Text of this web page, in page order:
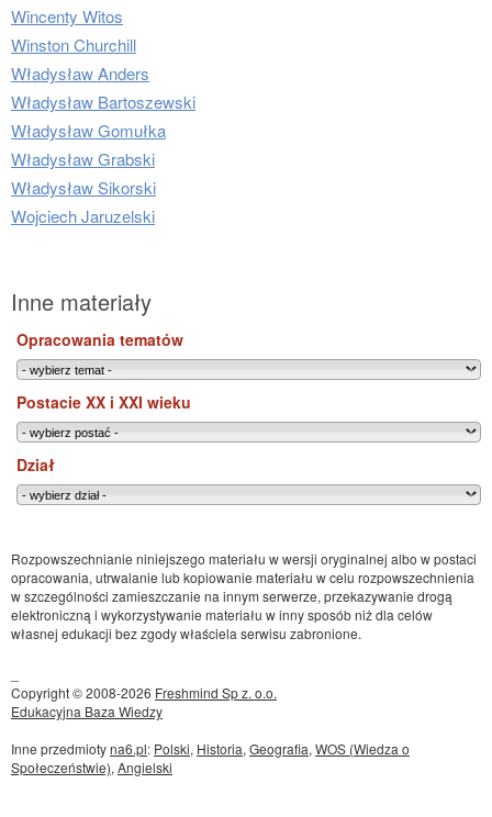
Wincenty Witos
Winston Churchill
Władysław Anders
Władysław Bartoszewski
Władysław Gomułka
Władysław Grabski
Władysław Sikorski
Wojciech Jaruzelski
Inne materiały
Opracowania tematów
Postacie XX i XXI wieku
Dział
Rozpowszechnianie niniejszego materiału w wersji oryginalnej albo w postaci
opracowania, utrwalanie lub kopiowanie materiału w celu rozpowszechnienia
w szczególności zamieszczanie na innym serwerze, przekazywanie drogą
elektroniczną i wykorzystywanie materiału w inny sposób niż dla celów
własnej edukacji bez zgody właściela serwisu zabronione.
Copyright © 2008-2026 Freshmind Sp z. o.o.
Edukacyjna Baza Wiedzy
Inne przedmiotyna6.pl: Polski, Historia, Geografia, WOS (Wiedza o
Społeczeństwie), Angielski